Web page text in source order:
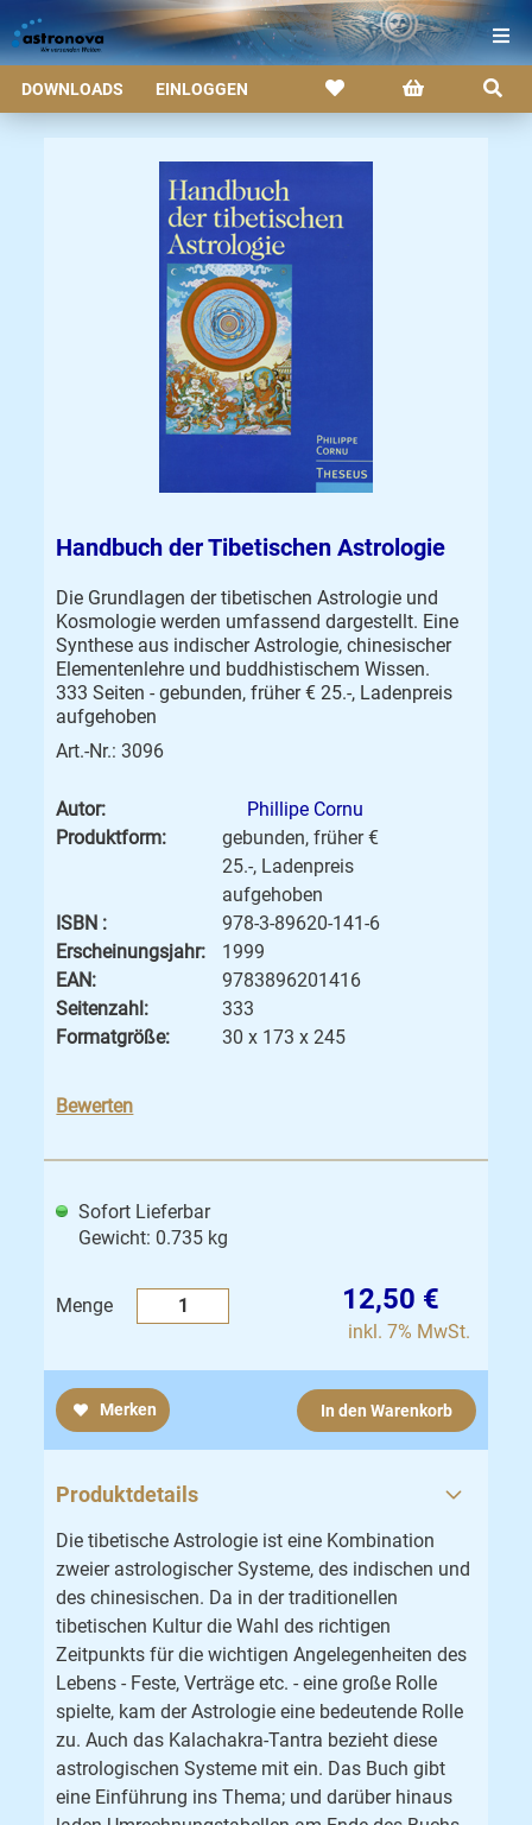
DOWNLOADS EINLOGGEN
Handbuch der Tibetischen Astrologie
Die Grundlagen der tibetischen Astrologie und
Kosmologie werden umfassend dargestellt. Eine
Synthese aus indischer Astrologie, chinesischer
Elementenlehre und buddhistischem Wissen.
333 Seiten - gebunden, früher € 25.-, Ladenpreis
aufgehoben
Art.-Nr.: 3096
Autor:
Phillipe Cornu
Produktform:
gebunden, früher €
25.-, Ladenpreis
aufgehoben
ISBN :
978-3-89620-141-6
Erscheinungsjahr:
1999
EAN:
9783896201416
Seitenzahl:
333
Formatgröße:
30 x 173 x 245
Bewerten
Menge 12,50 €
inkl. 7% MwSt.
Sofort Lieferbar
Gewicht: 0.735 kg
Merken In den Warenkorb
Produktdetails
Die tibetische Astrologie ist eine Kombination
zweier astrologischer Systeme, des indischen und
des chinesischen. Da in der traditionellen
tibetischen Kultur die Wahl des richtigen
Zeitpunkts für die wichtigen Angelegenheiten des
Lebens - Feste, Verträge etc. - eine große Rolle
spielte, kam der Astrologie eine bedeutende Rolle
zu. Auch das Kalachakra-Tantra bezieht diese
astrologischen Systeme mit ein. Das Buch gibt
eine Einführung ins Thema; und darüber hinaus